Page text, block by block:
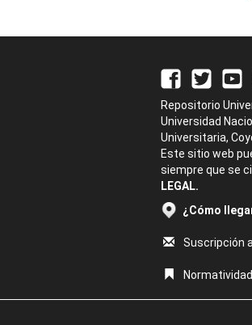
Repositorio
Universidad
Universitaria,
Este sitio web
siempre que se
LEGAL.
¿Cómo
Suscripción
Normatividad